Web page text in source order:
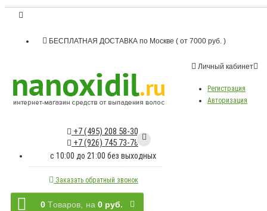
БЕСПЛАТНАЯ ДОСТАВКА по Москве ( от 7000 руб. )
Личный кабинет
Регистрация
Авторизация
+7 (495) 208 58-30
+7 (926) 745 73-78
c 10:00 до 21:00 без выходных
Заказать обратный звонок
0 Tоваров, на 0 руб.